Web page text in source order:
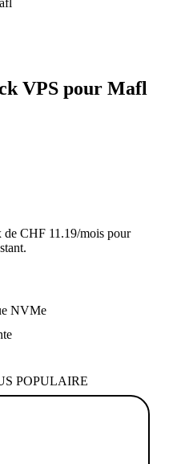
VPS pour Mafl
CHF 11.19/mois pour
NVMe
POPULAIRE